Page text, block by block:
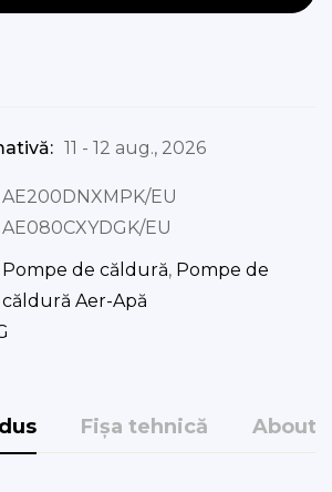
11 - 12 aug., 2026
AE200DNXMPK/EU
AE080CXYDGK/EU
Pompe de căldură, Pompe de
căldură Aer-Apă
Fișa tehnică About